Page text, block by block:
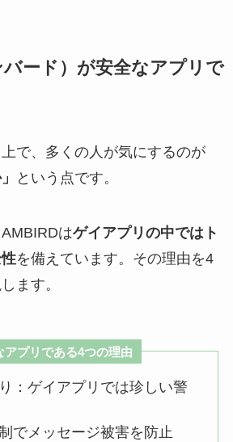
ード）が安全なアプリで
で、多くの人が気にするのが
という点です。
はゲイアプリの中ではト
を備えています。その理由を4
ます。
プリである4つの理由
：ゲイアプリでは珍しい警
でメッセージ被害を防止